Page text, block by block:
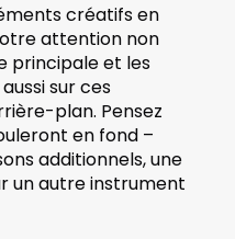
créatifs en
attention non
principale et les
sur ces
plan. Pensez
en fond –
additionnels, une
un autre instrument